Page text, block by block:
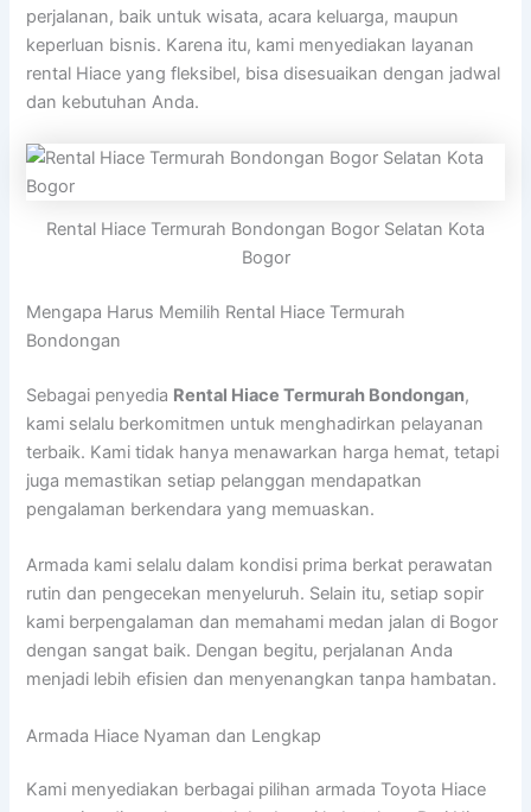
perjalanan, baik untuk wisata, acara keluarga, maupun
keperluan bisnis. Karena itu, kami menyediakan layanan
rental Hiace yang fleksibel, bisa disesuaikan dengan jadwal
dan kebutuhan Anda.
Rental Hiace Termurah Bondongan Bogor Selatan Kota
Bogor
Mengapa Harus Memilih Rental Hiace Termurah
Bondongan
Sebagai penyedia Rental Hiace Termurah Bondongan,
kami selalu berkomitmen untuk menghadirkan pelayanan
terbaik. Kami tidak hanya menawarkan harga hemat, tetapi
juga memastikan setiap pelanggan mendapatkan
pengalaman berkendara yang memuaskan.
Armada kami selalu dalam kondisi prima berkat perawatan
rutin dan pengecekan menyeluruh. Selain itu, setiap sopir
kami berpengalaman dan memahami medan jalan di Bogor
dengan sangat baik. Dengan begitu, perjalanan Anda
menjadi lebih efisien dan menyenangkan tanpa hambatan.
Armada Hiace Nyaman dan Lengkap
Kami menyediakan berbagai pilihan armada Toyota Hiace